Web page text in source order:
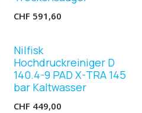
CHF 591,60
Nilfisk
Hochdruckreiniger D
140.4-9 PAD X-TRA 145
bar Kaltwasser
CHF 449,00